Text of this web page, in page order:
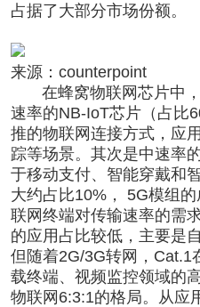
占据了大部分市场份额。
来源：counterpoint
在蜂窝物联网芯片中，
速率的NB-IoT芯片（占比
推的物联网连接方式，应
踪等场景。其次是中速率
于移动支付、智能穿戴和
大约占比10%， 5G模组
联网终端对传输速率的需
的应用占比较低，主要是
但随着2G/3G转网，Cat.1
载终端、视频监控领域的
物联网6:3:1的格局。从应